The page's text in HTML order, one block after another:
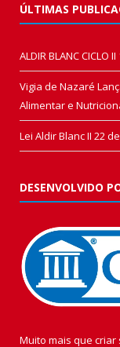
ÚLTIMAS
ALDIR BLANC CICLO II
Vigia de Nazaré
Alimentar e
Lei Aldir Blanc II 22
DESENVOLVIDO
Muito mais que criar